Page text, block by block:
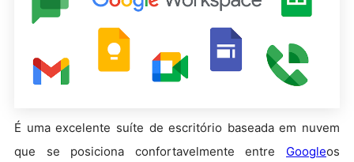
É uma excelente suíte de escritório baseada em nuvem
que se posiciona confortavelmente entre Googleos